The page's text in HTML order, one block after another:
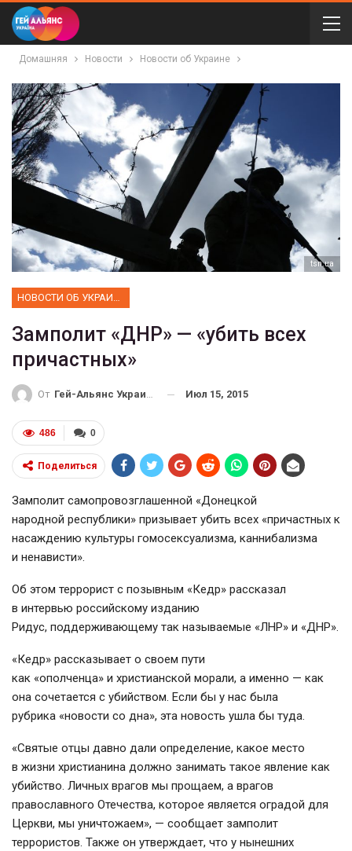
Домашняя Новости Новости об Украине
tsn.ua
Замполит «ДНР» — «убить всех
причастных»
От Гей-Альянс Украина Июл 15, 2015
0
486
Поделиться
Замполит самопровозглашенной «Донецкой
народной республики» призывает убить всех «причастных к
насаждению культуры гомосексуализма, каннибализма
и ненависти».
Об этом террорист с позывным «Кедр» рассказал
в интервью российскому изданию
Ридус, поддерживающему так называемые «ЛНР» и «ДНР».
«Кедр» рассказывает о своем пути
как «ополченца» и христианской морали, а именно — как
она сочетается с убийством. Если бы у нас была
рубрика «новости со дна», эта новость ушла бы туда.
«Святые отцы давно дали определение, какое место
в жизни христианина должно занимать такое явление как
убийство. Личных врагов мы прощаем, а врагов
православного Отечества, которое является оградой для
Церкви, мы уничтожаем», — сообщает замполит
террористов. Также он утверждает, что у нынешних